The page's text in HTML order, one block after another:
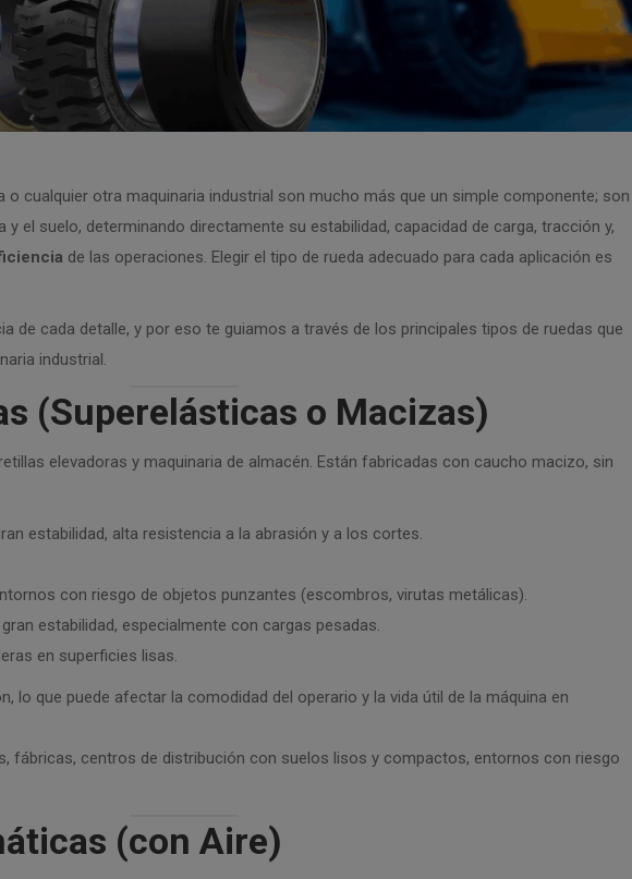
o cualquier otra maquinaria industrial son mucho más que un simple componente; son
el suelo, determinando directamente su estabilidad, capacidad de carga, tracción y,
de las operaciones. Elegir el tipo de rueda adecuado para cada aplicación es
de cada detalle, y por eso te guiamos a través de los principales tipos de ruedas que
industrial.
(Superelásticas o Macizas)
elevadoras y maquinaria de almacén. Están fabricadas con caucho macizo, sin
estabilidad, alta resistencia a la abrasión y a los cortes.
con riesgo de objetos punzantes (escombros, virutas metálicas).
estabilidad, especialmente con cargas pesadas.
en superficies lisas.
lo que puede afectar la comodidad del operario y la vida útil de la máquina en
fábricas, centros de distribución con suelos lisos y compactos, entornos con riesgo
(con Aire)